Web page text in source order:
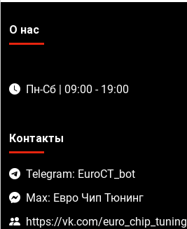
О нас
Пн-Сб | 09:00 - 19:00
Контакты
Telegram: EuroCT_bot
Max: Евро Чип Тюнинг
https://vk.com/euro_chip_tuning